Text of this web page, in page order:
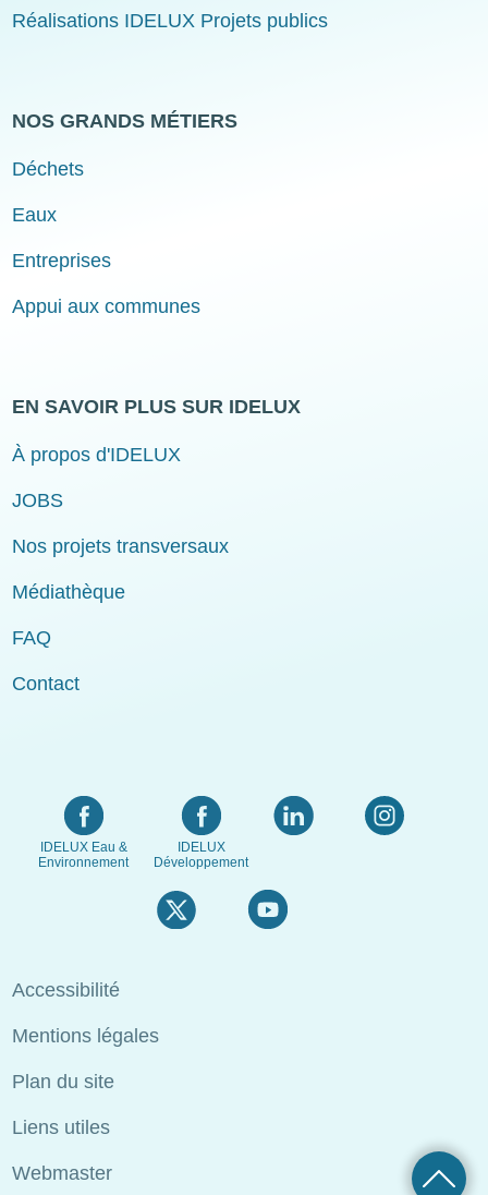
Réalisations IDELUX Projets publics
NOS GRANDS MÉTIERS
Déchets
Eaux
Entreprises
Appui aux communes
EN SAVOIR PLUS SUR IDELUX
À propos d'IDELUX
JOBS
Nos projets transversaux
Médiathèque
FAQ
Contact
IDELUX Eau &
Environnement
IDELUX
Développement
Menu
Pied
de
page
Accessibilité
Mentions légales
Plan du site
Liens utiles
Webmaster